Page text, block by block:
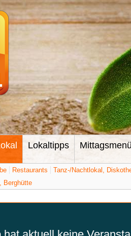
Lokaltipps
Restaurants
Tanz-/Nachtlokal,
Berghütte